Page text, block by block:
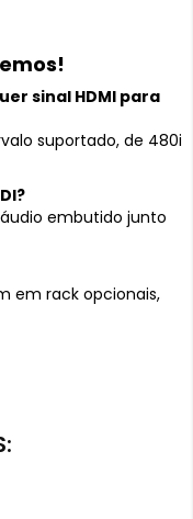
sinal HDMI para
suportado, de 480i
embutido junto
em rack opcionais,